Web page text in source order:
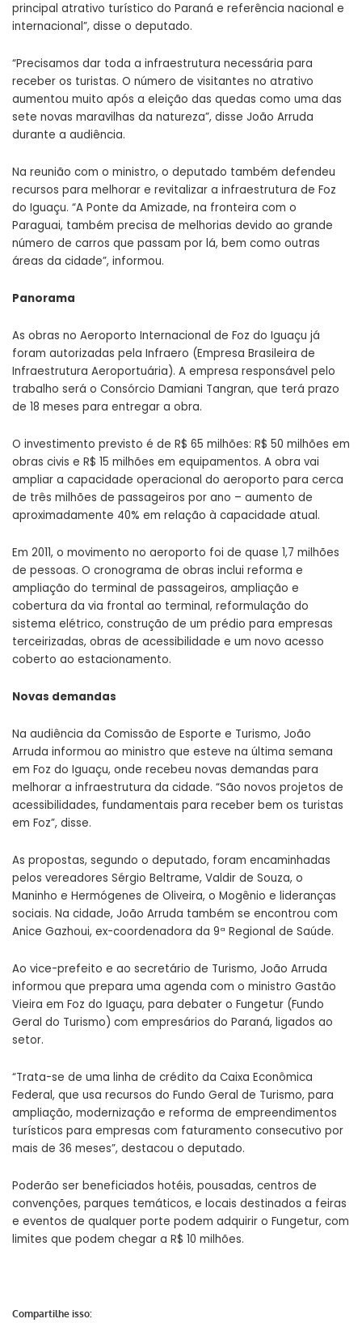
principal atrativo turístico do Paraná e referência nacional e
internacional”, disse o deputado.
“Precisamos dar toda a infraestrutura necessária para
receber os turistas. O número de visitantes no atrativo
aumentou muito após a eleição das quedas como uma das
sete novas maravilhas da natureza”, disse João Arruda
durante a audiência.
Na reunião com o ministro, o deputado também defendeu
recursos para melhorar e revitalizar a infraestrutura de Foz
do Iguaçu. “A Ponte da Amizade, na fronteira com o
Paraguai, também precisa de melhorias devido ao grande
número de carros que passam por lá, bem como outras
áreas da cidade”, informou.
Panorama
As obras no Aeroporto Internacional de Foz do Iguaçu já
foram autorizadas pela Infraero (Empresa Brasileira de
Infraestrutura Aeroportuária). A empresa responsável pelo
trabalho será o Consórcio Damiani Tangran, que terá prazo
de 18 meses para entregar a obra.
O investimento previsto é de R$ 65 milhões: R$ 50 milhões em
obras civis e R$ 15 milhões em equipamentos. A obra vai
ampliar a capacidade operacional do aeroporto para cerca
de três milhões de passageiros por ano – aumento de
aproximadamente 40% em relação à capacidade atual.
Em 2011, o movimento no aeroporto foi de quase 1,7 milhões
de pessoas. O cronograma de obras inclui reforma e
ampliação do terminal de passageiros, ampliação e
cobertura da via frontal ao terminal, reformulação do
sistema elétrico, construção de um prédio para empresas
terceirizadas, obras de acessibilidade e um novo acesso
coberto ao estacionamento.
Novas demandas
Na audiência da Comissão de Esporte e Turismo, João
Arruda informou ao ministro que esteve na última semana
em Foz do Iguaçu, onde recebeu novas demandas para
melhorar a infraestrutura da cidade. “São novos projetos de
acessibilidades, fundamentais para receber bem os turistas
em Foz”, disse.
As propostas, segundo o deputado, foram encaminhadas
pelos vereadores Sérgio Beltrame, Valdir de Souza, o
Maninho e Hermógenes de Oliveira, o Mogênio e lideranças
sociais. Na cidade, João Arruda também se encontrou com
Anice Gazhoui, ex-coordenadora da 9ª Regional de Saúde.
Ao vice-prefeito e ao secretário de Turismo, João Arruda
informou que prepara uma agenda com o ministro Gastão
Vieira em Foz do Iguaçu, para debater o Fungetur (Fundo
Geral do Turismo) com empresários do Paraná, ligados ao
setor.
“Trata-se de uma linha de crédito da Caixa Econômica
Federal, que usa recursos do Fundo Geral de Turismo, para
ampliação, modernização e reforma de empreendimentos
turísticos para empresas com faturamento consecutivo por
mais de 36 meses”, destacou o deputado.
Poderão ser beneficiados hotéis, pousadas, centros de
convenções, parques temáticos, e locais destinados a feiras
e eventos de qualquer porte podem adquirir o Fungetur, com
limites que podem chegar a R$ 10 milhões.
Compartilhe isso: